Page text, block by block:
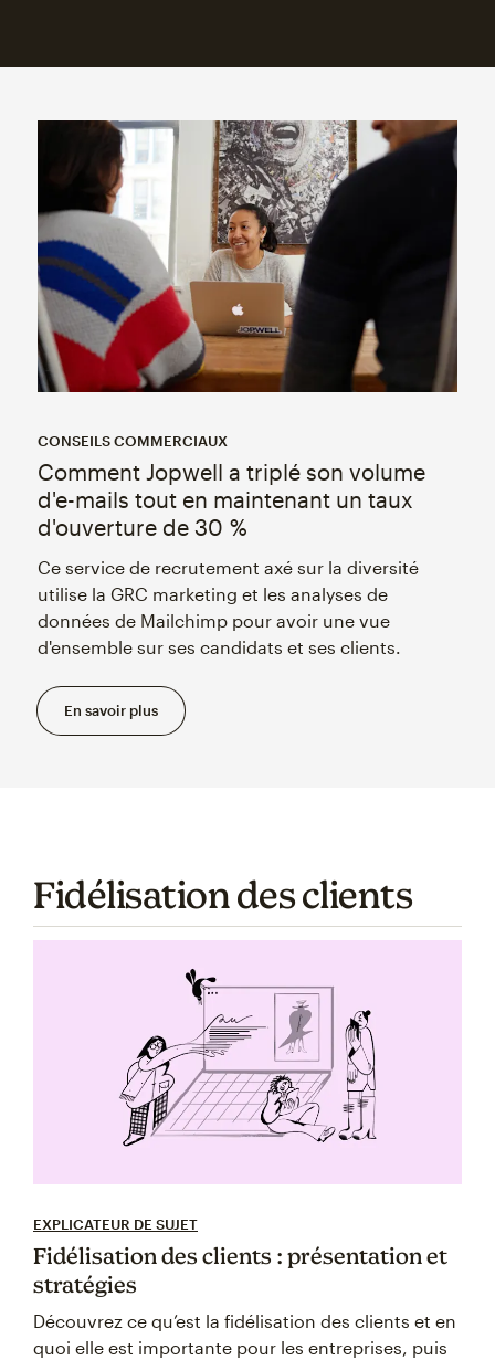
CONSEILS COMMERCIAUX
Comment Jopwell a triplé son volume
d'e-mails tout en maintenant un taux
d'ouverture de 30 %
Ce service de recrutement axé sur la diversité
utilise la GRC marketing et les analyses de
données de Mailchimp pour avoir une vue
d'ensemble sur ses candidats et ses clients.
En savoir plus
Fidélisation des clients
EXPLICATEUR DE SUJET
Fidélisation des clients : présentation et
stratégies
Découvrez ce qu’est la fidélisation des clients et en
quoi elle est importante pour les entreprises, puis